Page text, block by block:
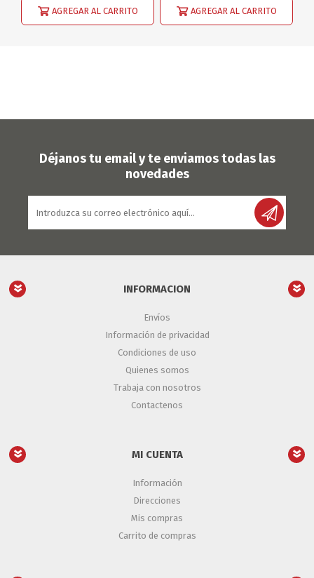
AGREGAR AL CARRITO AGREGAR AL CARRITO
Déjanos tu email y te enviamos todas las
novedades
INFORMACION
Envíos
Información de privacidad
Condiciones de uso
Quienes somos
Trabaja con nosotros
Contactenos
MI CUENTA
Información
Direcciones
Mis compras
Carrito de compras